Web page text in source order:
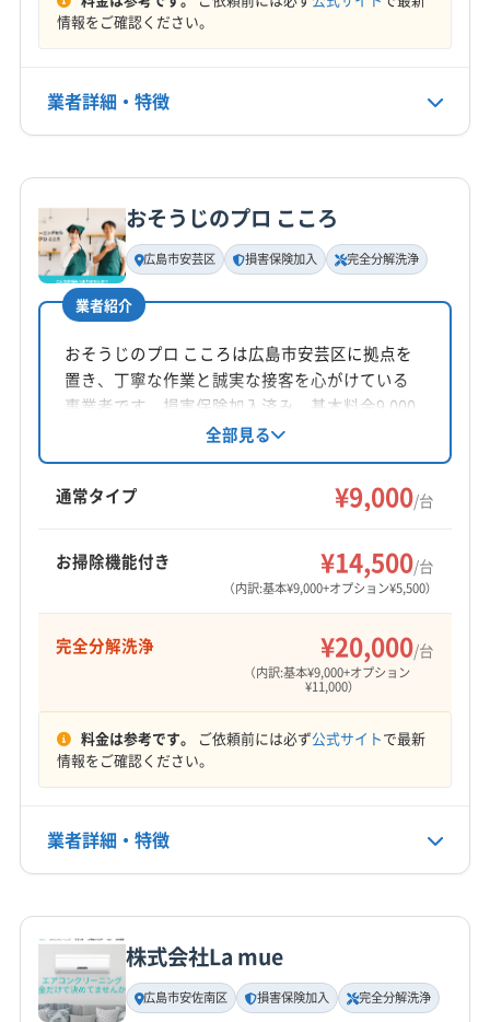
非公開
公式サイトを見る
情報をご確認ください。
業者詳細・特徴
基本情報
代表者名
松浦史博
所在地
広島県広島市安佐南区長束3-19-14 クレ-ル21 102号室
対応地域
広島市安佐南区
広島市佐伯区
広島市西区 広島市中区
広島市東区
広島市南区
安芸郡海田町
定休日
電話番号
非公開
公式サイトを見る
おそうじのプロ こころ
広島市安芸区 損害保険加入 完全分解洗浄
業者紹介
おそうじのプロ こころは広島市安芸区に拠点を
置き、丁寧な作業と誠実な接客を心がけている
事業者です。損害保険加入済み。基本料金9,000
円からで、お掃除機能付きエアコンや完全分解
洗浄などのオプションも充実。室外機クリーニ
ング無料サービスも魅力です。
全部見る
通常タイプ ¥9,000/台
お掃除機能付き ¥14,500/台
（内訳:基本¥9,000+オプション¥5,500）
完全分解洗浄 ¥20,000/台
（内訳:基本¥9,000+オプション
¥11,000）
料金は参考です。 ご依頼前には必ず公式サイトで最新
情報をご確認ください。
業者詳細・特徴
基本情報
代表者名
橋原
株式会社La mue
広島市安佐南区 損害保険加入 完全分解洗浄